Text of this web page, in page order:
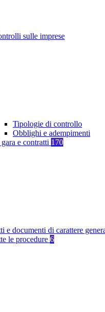
sulle imprese
Tipologie di controllo
Obblighi e adempimenti
e contratti 170
e documenti di carattere
le procedure 6